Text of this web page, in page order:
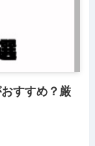
すすめ？厳